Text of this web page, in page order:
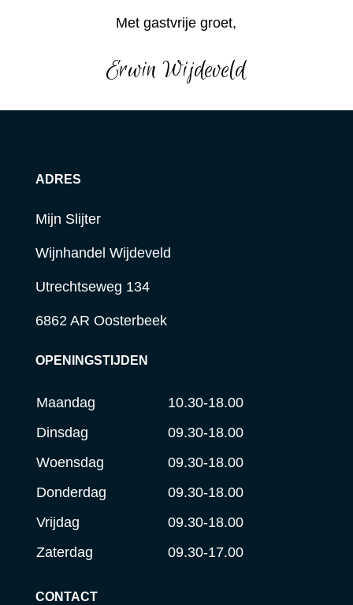
Met gastvrije groet,
Erwin Wijdeveld
ADRES
Mijn Slijter
Wijnhandel Wijdeveld
Utrechtseweg 134
6862 AR Oosterbeek
OPENINGSTIJDEN
Maandag
10.30-18.00
Dinsdag
09.30-18.00
Woensdag
09.30-18.00
Donderdag
09.30-18.00
Vrijdag
09.30-18.00
Zaterdag
09.30-17.00
CONTACT